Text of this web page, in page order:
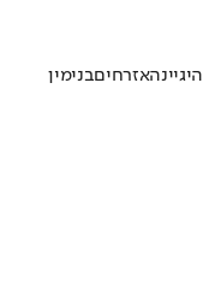
היגיינהאזרחיםבנימין